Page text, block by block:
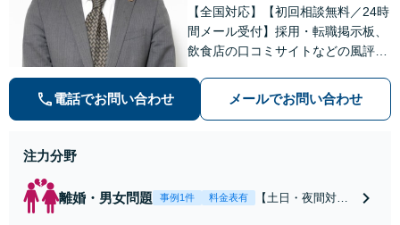
【全国対応】【初回相談無料／24時
間メール受付】採用・転職掲示板、
飲食店の口コミサイトなどの風評被
の種類を問わず相談可。可能な限り
早期対応で駆けつけサポート【労
電話でお問い合わせ メールでお問い合わせ
注力分野
離婚・男女問題 事例1件 料金表有
【土日・夜間対応